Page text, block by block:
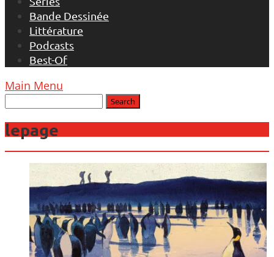
Bande Dessinée
Littérature
Podcasts
Best-Of
Main Menu
lepage